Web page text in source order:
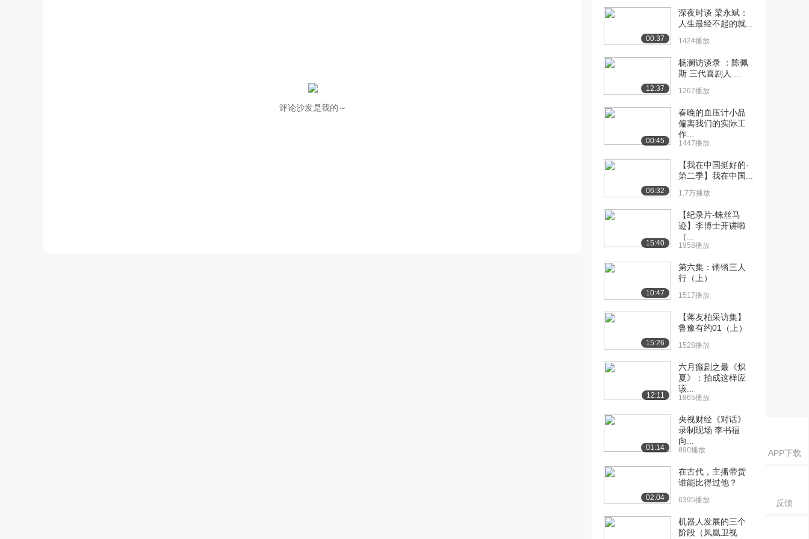
APP下载
反馈
评论沙发是我的～
[10] 凤凰卫视：专访郭德
纲（上）
11:39
纲（中）
纲（下）
德纲（上）
[14] 《面对面》专访：郭
德纲（下）
[15] 《鲁豫有约》郭德纲
（上）（上）
5005播放
[16] 《鲁豫有约》郭德纲
3348播放
[17] 《鲁豫有约》郭德纲
2857播放
[18] 《鲁豫有约》郭德纲
3689播放
[19] 《鲁豫有约》郭德纲
（下）（中）
[20] 《鲁豫有约》郭德纲
（下）（下）
[21] 郭德纲采访集(专访郭 07:54
00:37
深夜时谈 梁永斌：
人生最经不起的就...
1424播放
12:37
杨澜访谈录 ：陈佩
斯 三代喜剧人 ...
1267播放
00:45
春晚的血压计小品
偏离我们的实际工
作...
1447播放
06:32
【我在中国挺好的·
第二季】我在中国...
1.7万播放
15:40
【纪录片-蛛丝马
迹】李博士开讲啦
（...
1958播放
10:47
第六集：锵锵三人
行（上）
1517播放
15:26
【蒋友柏采访集】
鲁豫有约01（上）
1528播放
12:11
六月癫剧之最《炽
夏》：拍成这样应
该...
1865播放
01:14
央视财经《对话》
录制现场 李书福
向...
890播放
02:04
在古代，主播带货
谁能比得过他？
6395播放
机器人发展的三个
阶段（凤凰卫视